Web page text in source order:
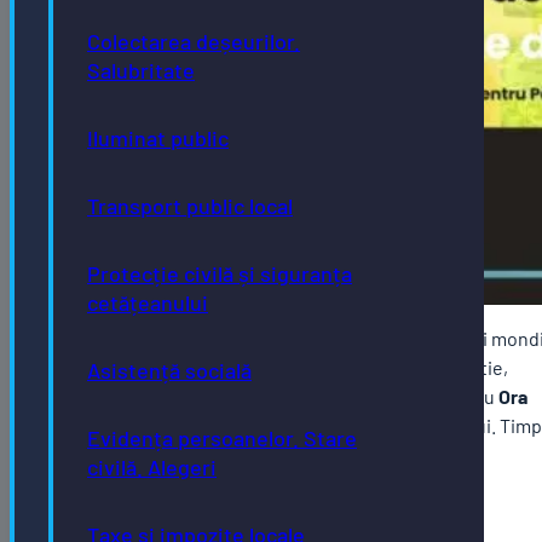
Colectarea deșeurilor.
Salubritate
Iluminat public
Transport public local
Protecție civilă și siguranța
cetățeanului
Asistență socială
Evidența persoanelor. Stare
civilă. Alegeri
Taxe și impozite locale
Municipiul Bistrița se alătură și în 2026 evenimentului
EARTH HOUR, care celebrează 20 ani! La final de martie,
milioane de oameni din întreaga lume se unesc pentru Ora
, cel mai mare eveniment dedicat mediului. Timp
de o oră, lumina se stinge simbolic, iar natura devine
prioritatea noastră.
Te poți reconecta cu natura, poți învăța mai multe